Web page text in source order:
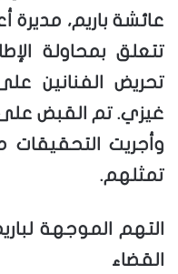
عائشة باريم، مديرة
تتعلق بمحاولة
تحريض الفنانين
غيزي. تم القبض على
وأجريت التحقيقات
تمثلهم.
التهم الموجهة
القضاء